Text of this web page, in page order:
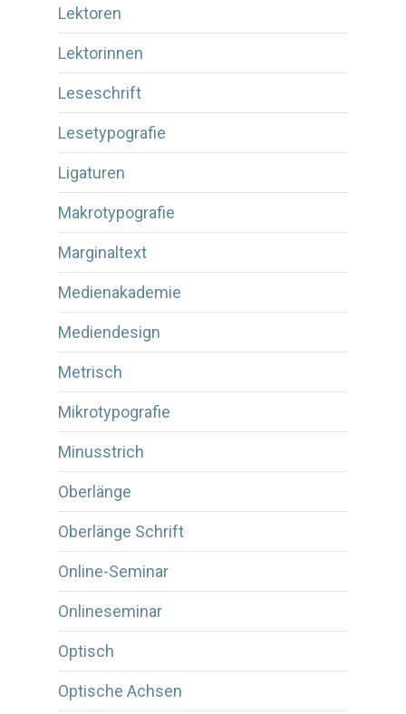
Lektoren
Lektorinnen
Leseschrift
Lesetypografie
Ligaturen
Makrotypografie
Marginaltext
Medienakademie
Mediendesign
Metrisch
Mikrotypografie
Minusstrich
Oberlänge
Oberlänge Schrift
Online-Seminar
Onlineseminar
Optisch
Optische Achsen